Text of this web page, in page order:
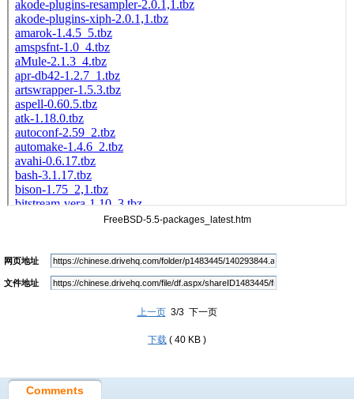
FreeBSD-5.5-packages_latest.htm
网页地址
文件地址
上一页3/3 下一页
下载 ( 40 KB )
Comments